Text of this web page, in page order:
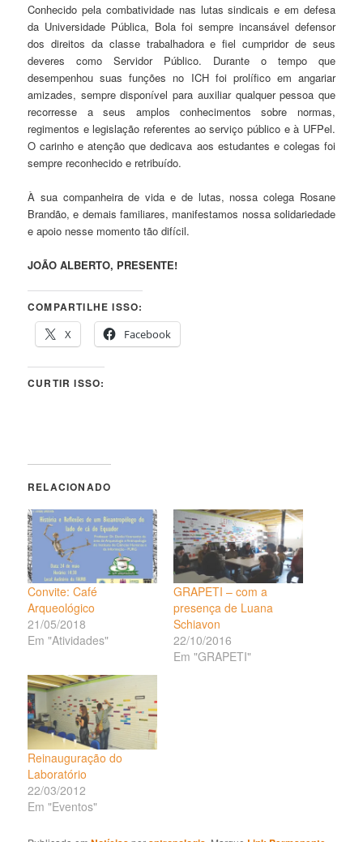
Conhecido pela combatividade nas lutas sindicais e em defesa
da Universidade Pública, Bola foi sempre incansável defensor
dos direitos da classe trabalhadora e fiel cumpridor de seus
deveres como Servidor Público. Durante o tempo que
desempenhou suas funções no ICH foi prolífico em angariar
amizades, sempre disponível para auxiliar qualquer pessoa que
recorresse a seus amplos conhecimentos sobre normas,
regimentos e legislação referentes ao serviço público e à UFPel.
O carinho e atenção que dedicava aos estudantes e colegas foi
sempre reconhecido e retribuído.
À sua companheira de vida e de lutas, nossa colega Rosane
Brandão, e demais familiares, manifestamos nossa solidariedade
e apoio nesse momento tão difícil.
JOÃO ALBERTO, PRESENTE!
COMPARTILHE ISSO:
X
Facebook
CURTIR ISSO:
RELACIONADO
Convite: Café
Arqueológico
21/05/2018
Em "Atividades"
GRAPETI – com a
presença de Luana
Schiavon
22/10/2016
Em "GRAPETI"
Reinauguração do
Laboratório
22/03/2012
Em "Eventos"